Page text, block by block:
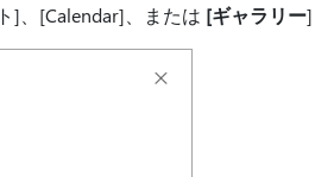
]、[Calendar]、または [ギャラリー